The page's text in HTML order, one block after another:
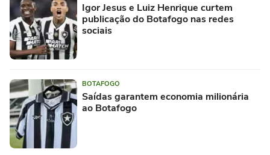
Igor Jesus e Luiz Henrique curtem
publicação do Botafogo nas redes
sociais
BOTAFOGO
Saídas garantem economia milionária
ao Botafogo